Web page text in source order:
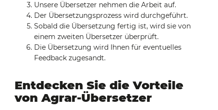
Unsere Übersetzer nehmen die Arbeit auf.
Der Übersetzungsprozess wird durchgeführt.
Sobald die Übersetzung fertig ist, wird sie von
einem zweiten Übersetzer überprüft.
Die Übersetzung wird Ihnen für eventuelles
Feedback zugesandt.
Entdecken Sie die Vorteile
von Agrar-Übersetzer